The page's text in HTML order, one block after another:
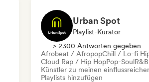
Urban Spot
Playlist-Kurator
> 2300 Antworten gegeben
Afrobeat / AfropopChill / Lo-fi
Cloud Rap / Hip HopPop-SoulR&B
Künstler zu meinen
Playlists hinzufügen